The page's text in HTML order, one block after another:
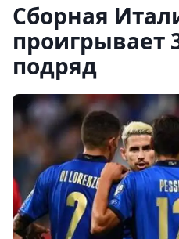
Сборная
проигрывает
подряд